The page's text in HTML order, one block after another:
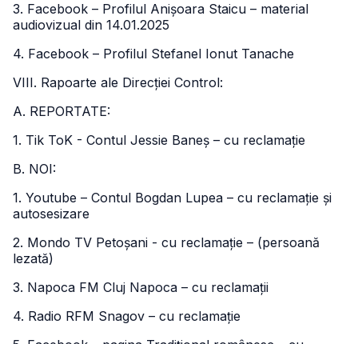
3. Facebook – Profilul Anișoara Staicu – material
audiovizual din 14.01.2025
4. Facebook – Profilul Stefanel Ionut Tanache
VIII. Rapoarte ale Direcției Control:
A. REPORTATE:
1. Tik ToK - Contul Jessie Baneș – cu reclamație
B. NOI:
1. Youtube – Contul Bogdan Lupea – cu reclamație și
autosesizare
2. Mondo TV Petoșani - cu reclamație – (persoană
lezată)
3. Napoca FM Cluj Napoca – cu reclamații
4. Radio RFM Snagov – cu reclamație